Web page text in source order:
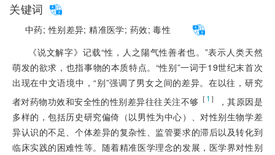
关键词
中药;性别差异;精准医学; 药效;毒性
《说文解字》记载“性，人之陽气性善者也。”表示人类天然
萌发的欲求，也指事物的本质特点。“性别”一词于19世纪末首次
出现在中文语境中，“别”强调了男女之间的差异。在以往，研究
者对药物功效和安全性的性别差异往往关注不够 ［ 1 ］
，其原因是
多样的，包括历史研究偏倚（以男性为中心）、对性别生物学差
异认识的不足、个体差异的复杂性、监管要求的滞后以及转化到
临床实践的困难性等。随着精准医学理念的发展，医学界对性别